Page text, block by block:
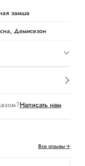
Написать нам
Все отзывы→
замша
Демисезон